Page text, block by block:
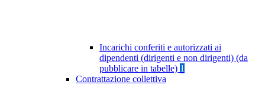
Incarichi conferiti e autorizzati ai
dipendenti (dirigenti e non dirigenti) (da
pubblicare in tabelle) 1
Contrattazione collettiva